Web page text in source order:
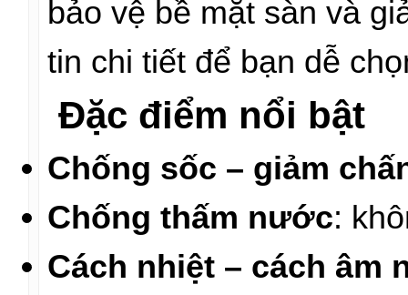
bảo vệ bề mặt sàn và
tin chi tiết để bạn dễ
Đặc điểm nổi bật
Chống sốc – giảm
Chống thấm nước:
Cách nhiệt – cách âm